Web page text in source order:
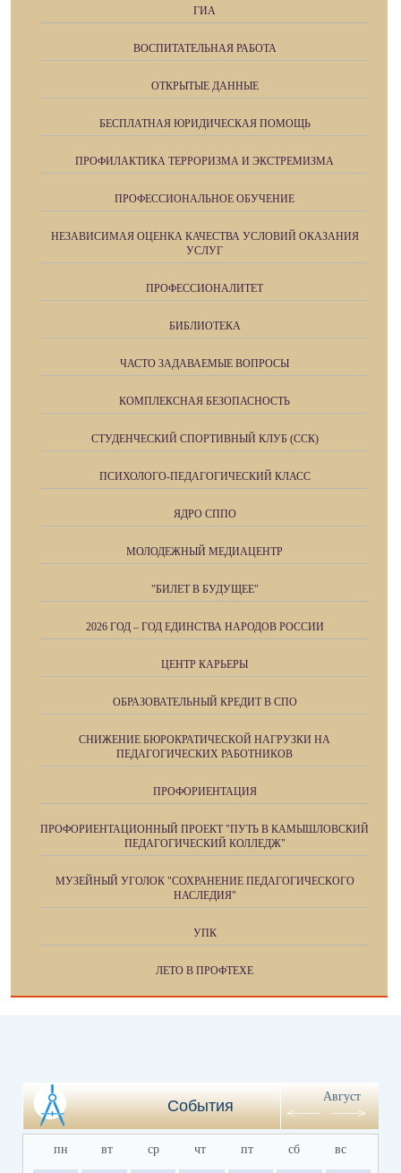
ГИА
ВОСПИТАТЕЛЬНАЯ РАБОТА
ОТКРЫТЫЕ ДАННЫЕ
БЕСПЛАТНАЯ ЮРИДИЧЕСКАЯ ПОМОЩЬ
ПРОФИЛАКТИКА ТЕРРОРИЗМА И ЭКСТРЕМИЗМА
ПРОФЕССИОНАЛЬНОЕ ОБУЧЕНИЕ
НЕЗАВИСИМАЯ ОЦЕНКА КАЧЕСТВА УСЛОВИЙ ОКАЗАНИЯ
УСЛУГ
ПРОФЕССИОНАЛИТЕТ
БИБЛИОТЕКА
ЧАСТО ЗАДАВАЕМЫЕ ВОПРОСЫ
КОМПЛЕКСНАЯ БЕЗОПАСНОСТЬ
СТУДЕНЧЕСКИЙ СПОРТИВНЫЙ КЛУБ (ССК)
ПСИХОЛОГО-ПЕДАГОГИЧЕСКИЙ КЛАСС
ЯДРО СППО
МОЛОДЕЖНЫЙ МЕДИАЦЕНТР
"БИЛЕТ В БУДУЩЕЕ"
2026 ГОД – ГОД ЕДИНСТВА НАРОДОВ РОССИИ
ЦЕНТР КАРЬЕРЫ
ОБРАЗОВАТЕЛЬНЫЙ КРЕДИТ В СПО
СНИЖЕНИЕ БЮРОКРАТИЧЕСКОЙ НАГРУЗКИ НА
ПЕДАГОГИЧЕСКИХ РАБОТНИКОВ
ПРОФОРИЕНТАЦИЯ
ПРОФОРИЕНТАЦИОННЫЙ ПРОЕКТ "ПУТЬ В КАМЫШЛОВСКИЙ
ПЕДАГОГИЧЕСКИЙ КОЛЛЕДЖ"
МУЗЕЙНЫЙ УГОЛОК "СОХРАНЕНИЕ ПЕДАГОГИЧЕСКОГО
НАСЛЕДИЯ"
УПК
ЛЕТО В ПРОФТЕХЕ
События
Август
пн вт ср чт пт сб вс